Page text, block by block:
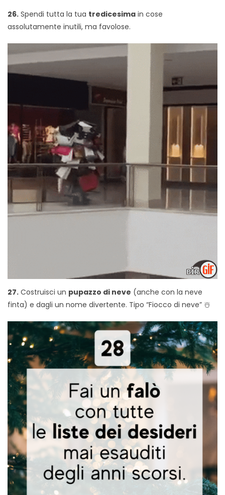
26. Spendi tutta la tua tredicesima in cose
assolutamente inutili, ma favolose.
27. Costruisci un pupazzo di neve (anche con la neve
finta) e dagli un nome divertente. Tipo “Fiocco di neve” ☃️